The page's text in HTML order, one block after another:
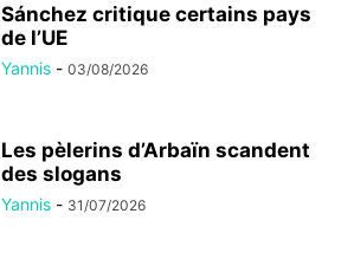
Sánchez critique certains pays
de l’UE
Yannis - 03/08/2026
Les pèlerins d’Arbaïn scandent
des slogans
Yannis - 31/07/2026